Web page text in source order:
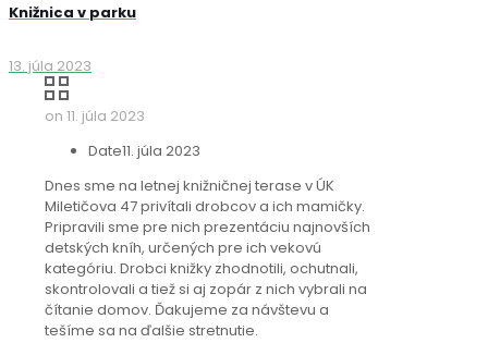
Knižnica v parku
13. júla 2023
on 11. júla 2023
Date11. júla 2023
Dnes sme na letnej knižničnej terase v ÚK
Miletičova 47 privítali drobcov a ich mamičky.
Pripravili sme pre nich prezentáciu najnovších
detských kníh, určených pre ich vekovú
kategóriu. Drobci knižky zhodnotili, ochutnali,
skontrolovali a tiež si aj zopár z nich vybrali na
čítanie domov. Ďakujeme za návštevu a
tešíme sa na ďalšie stretnutie.